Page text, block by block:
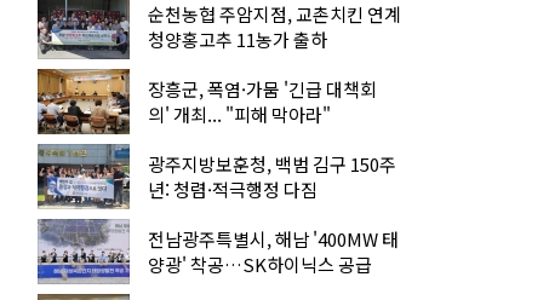
순천농협 주암지점, 교촌치킨 연계
청양홍고추 11농가 출하
장흥군, 폭염·가뭄 '긴급 대책회
의' 개최... "피해 막아라"
광주지방보훈청, 백범 김구 150주
년: 청렴·적극행정 다짐
전남광주특별시, 해남 '400MW 태
양광' 착공…SK하이닉스 공급